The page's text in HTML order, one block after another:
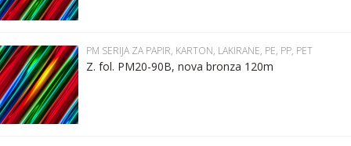
Komentar:
PM SERIJA ZA PAPIR, KARTON, LAKIRANE, PE, PP, PET
Z. fol. PM20-90B, nova bronza 120m